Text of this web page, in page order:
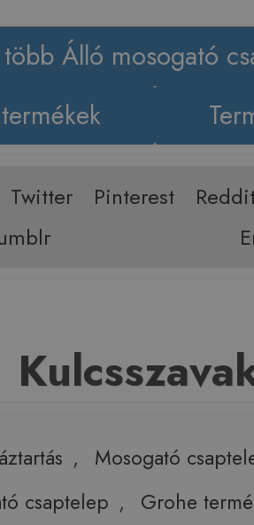
Álló mosogató
Twitter Pinterest
,
Mosogató
csaptelep ,
Grohe